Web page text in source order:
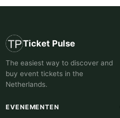
Ticket Pulse
The easiest way to discover and
buy event tickets in the
Netherlands.
EVENEMENTEN